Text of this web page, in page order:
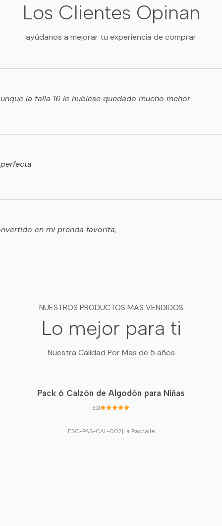
Los Clientes Opinan
ayúdanos a mejorar tu experiencia de comprar
la talla 16 le hubiese quedado mucho mehor
en mi prenda favorita,
NUESTROS PRODUCTOS MAS VENDIDOS
Lo mejor para ti
Nuestra Calidad Por Mas de 5 años
Pack 6 Calzón de Algodón para Niñas
5.0
ESC-PAS-CAL-002|La Pascalle